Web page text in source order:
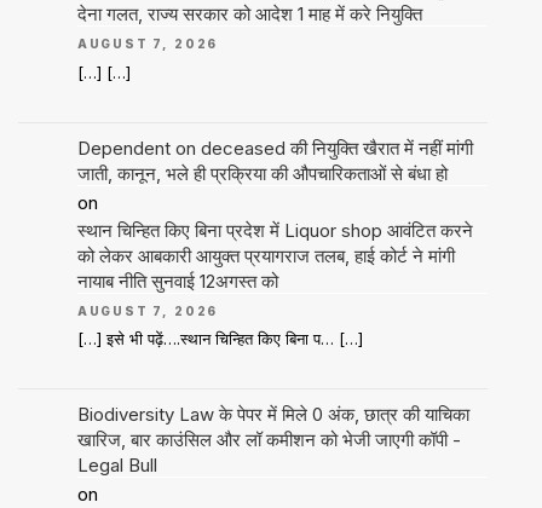
देना गलत, राज्य सरकार को आदेश 1 माह में करे नियुक्ति
AUGUST 7, 2026
[…] […]
Dependent on deceased की नियुक्ति खैरात में नहीं मांगी
जाती, कानून, भले ही प्रक्रिया की औपचारिकताओं से बंधा हो
on
स्थान चिन्हित किए बिना प्रदेश में Liquor shop आवंटित करने
को लेकर आबकारी आयुक्त प्रयागराज तलब, हाई कोर्ट ने मांगी
नायाब नीति सुनवाई 12अगस्त को
AUGUST 7, 2026
[…] इसे भी पढ़ें….स्थान चिन्हित किए बिना प… […]
Biodiversity Law के पेपर में मिले 0 अंक, छात्र की याचिका
खारिज, बार काउंसिल और लॉ कमीशन को भेजी जाएगी कॉपी -
Legal Bull
on